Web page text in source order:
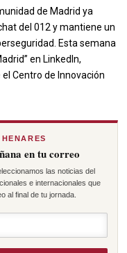
de Madrid ya
del 012 y mantiene un
Esta semana
en LinkedIn,
Centro de Innovación
en tu correo
las noticias del
e internacionales que
al final de tu jornada.